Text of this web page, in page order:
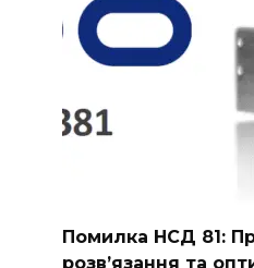
Помилка НСД 81:
розв’язання та